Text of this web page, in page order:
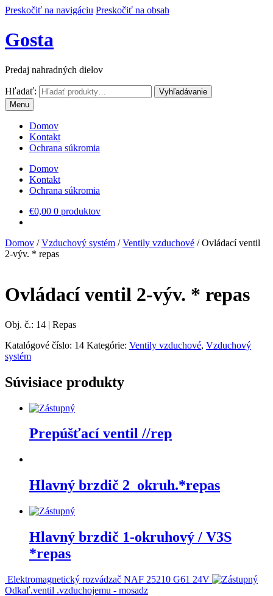
Preskočiť na navigáciu Preskočiť na obsah
Gosta
Predaj nahradných dielov
Hľadať:
Vyhľadávanie
Menu
Domov
Kontakt
Ochrana súkromia
Domov
Kontakt
Ochrana súkromia
€0,00 0 produktov
Domov /Vzduchový systém /Ventily vzduchové /Ovládací ventil
2-výv. * repas
Ovládací ventil 2-výv. * repas
Obj. č.: 14 | Repas
Katalógové číslo: 14 Kategórie: Ventily vzduchové, Vzduchový
systém
Súvisiace produkty
Prepúšťací ventil //rep
Hlavný brzdič 2_okruh.*repas
Hlavný brzdič 1-okruhový / V3S
*repas
Elektromagnetický rozvádzač NAF 25210 G61 24V
Odkaľ.ventil .vzduchojemu - mosadz